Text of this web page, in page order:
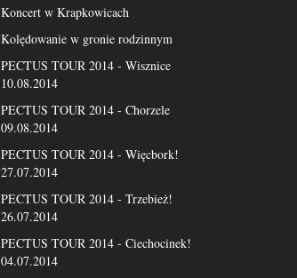
Koncert w Krapkowicach
Kolędowanie w gronie rodzinnym
PECTUS TOUR 2014 - Wisznice
10.08.2014
PECTUS TOUR 2014 - Chorzele
09.08.2014
PECTUS TOUR 2014 - Więcbork!
27.07.2014
PECTUS TOUR 2014 - Trzebież!
26.07.2014
PECTUS TOUR 2014 - Ciechocinek!
04.07.2014